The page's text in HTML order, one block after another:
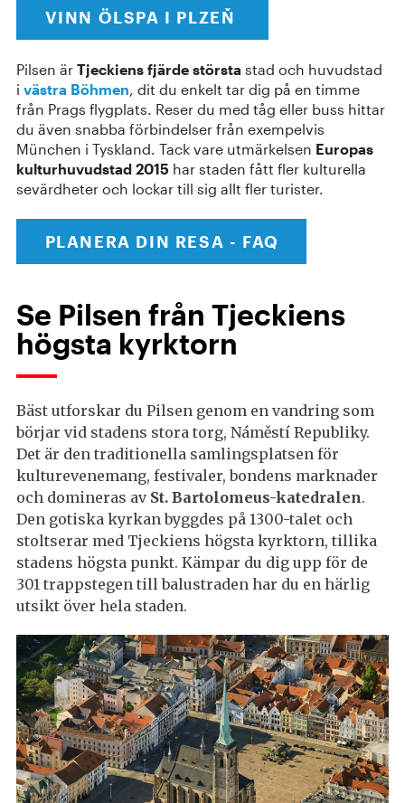
VINN ÖLSPA I PLZEŇ
Pilsen är Tjeckiens fjärde största stad och huvudstad
i västra Böhmen, dit du enkelt tar dig på en timme
från Prags flygplats. Reser du med tåg eller buss hittar
du även snabba förbindelser från exempelvis
München i Tyskland. Tack vare utmärkelsen Europas
kulturhuvudstad 2015 har staden fått fler kulturella
sevärdheter och lockar till sig allt fler turister.
PLANERA DIN RESA - FAQ
Se Pilsen från Tjeckiens
högsta kyrktorn
Bäst utforskar du Pilsen genom en vandring som
börjar vid stadens stora torg, Náměstí Republiky.
Det är den traditionella samlingsplatsen för
kulturevenemang, festivaler, bondens marknader
och domineras av St. Bartolomeus-katedralen.
Den gotiska kyrkan byggdes på 1300-talet och
stoltserar med Tjeckiens högsta kyrktorn, tillika
stadens högsta punkt. Kämpar du dig upp för de
301 trappstegen till balustraden har du en härlig
utsikt över hela staden.